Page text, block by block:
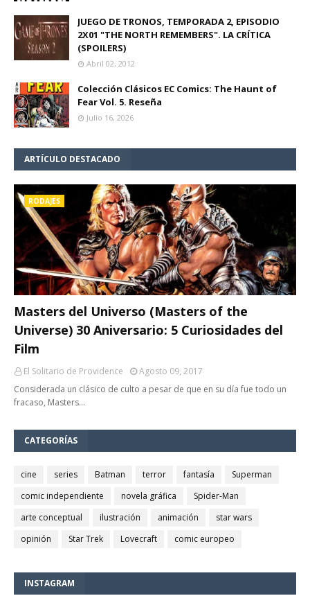
JUEGO DE TRONOS, TEMPORADA 2, EPISODIO
2X01 "THE NORTH REMEMBERS". LA CRÍTICA
(SPOILERS)
Abril 02, 2012
Colección Clásicos EC Comics: The Haunt of
Fear Vol. 5. Reseña
Julio 16, 2026
ARTÍCULO DESTACADO
RODAJES
Masters del Universo (Masters of the
Universe) 30 Aniversario: 5 Curiosidades del
Film
El Solitario de Providence
Agosto 09, 2017
Considerada un clásico de culto a pesar de que en su día fue todo un
fracaso, Masters…
CATEGORÍAS
cine series Batman terror fantasía
Superman
comic independiente
novela gráfica
Spider-Man
arte conceptual
ilustración animación
star wars
opinión
Star Trek Lovecraft comic europeo
INSTAGRAM